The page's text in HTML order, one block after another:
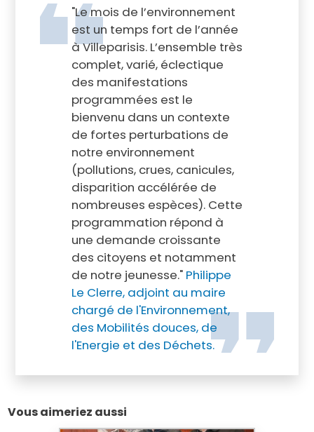
"Le mois de l’environnement
est un temps fort de l’année
à Villeparisis. L’ensemble très
complet, varié, éclectique
des manifestations
programmées est le
bienvenu dans un contexte
de fortes perturbations de
notre environnement
(pollutions, crues, canicules,
disparition accélérée de
nombreuses espèces). Cette
programmation répond à
une demande croissante
des citoyens et notamment
de notre jeunesse." Philippe
Le Clerre, adjoint au maire
chargé de l'Environnement,
des Mobilités douces, de
l'Energie et des Déchets.
Vous aimeriez aussi